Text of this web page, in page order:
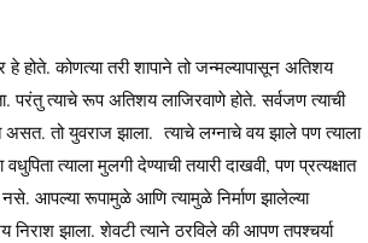
हे होते. कोणत्या तरी शापाने तो जन्मल्यापासून अतिशय
परंतु त्याचे रूप अतिशय लाजिरवाणे होते. सर्वजण त्याची
असत. तो युवराज झाला. त्याचे लग्नाचे वय झाले पण त्याला
त्याला मुलगी देण्याची तयारी दाखवी, पण प्रत्यक्षात
नसे. आपल्या रूपामुळे आणि त्यामुळे निर्माण झालेल्या
निराश झाला. शेवटी त्याने ठरविले की आपण तपश्चर्या